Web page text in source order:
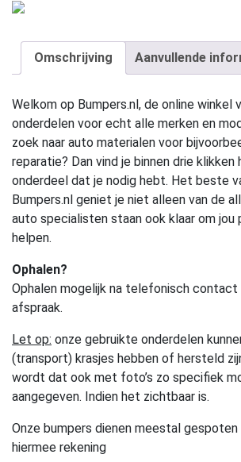
Omschrijving Aanvullende
Welkom op Bumpers.nl, de online winkel
onderdelen voor echt alle merken en
zoek naar auto materialen voor
reparatie? Dan vind je binnen drie
onderdeel dat je nodig hebt. Het beste
Bumpers.nl geniet je niet alleen van de
auto specialisten staan ook klaar om jou
helpen.
Ophalen?
Ophalen mogelijk na telefonisch contact
afspraak.
Let op: onze gebruikte onderdelen
(transport) krasjes hebben of hersteld
wordt dat ook met foto’s zo specifiek
aangegeven. Indien het zichtbaar is.
Onze bumpers dienen meestal
hiermee rekening